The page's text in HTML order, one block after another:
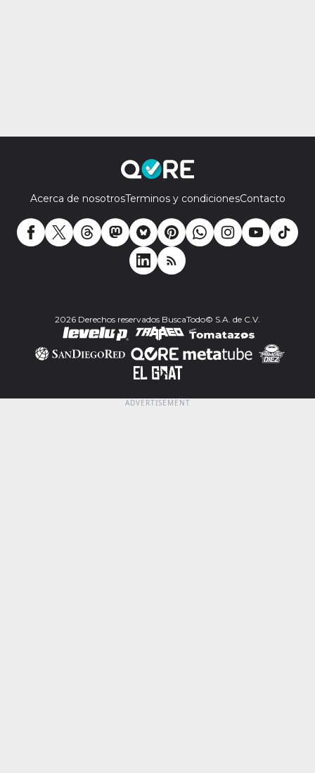
Acerca de nosotrosTerminos y condicionesContacto
2026 Derechos reservados BuscaTodo© S.A. de C.V.